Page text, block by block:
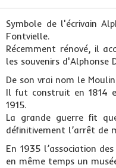
Symbole de l'écrivain
Fontvielle.
Récemment rénové, il
les souvenirs d'Alphonse
De son vrai nom le
Il fut construit en 1814
1915.
La grande guerre fit
définitivement l’arrêt de
En 1935 l’association
en même temps un